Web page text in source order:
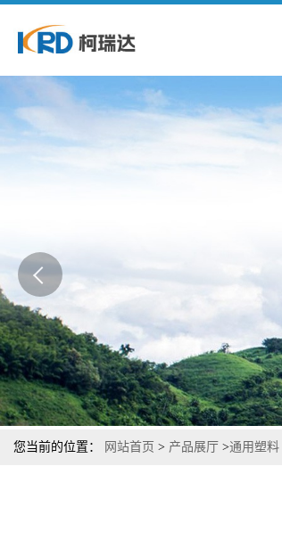
您当前的位置： 网站首页 > 产品展厅 >通用塑料